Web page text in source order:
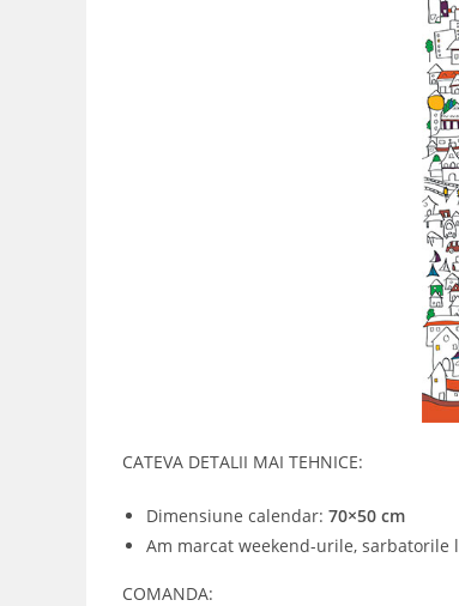
CATEVA DETALII MAI TEHNICE:
Dimensiune calendar: 70×50 cm
Am marcat weekend-urile,
COMANDA: